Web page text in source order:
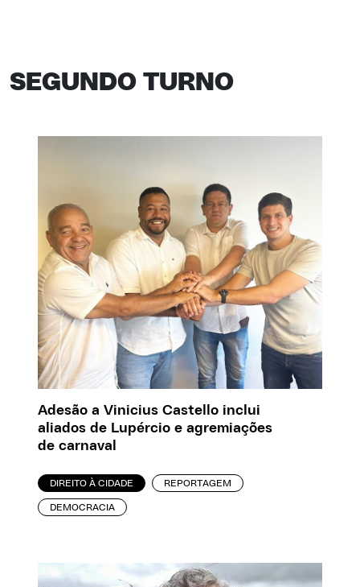
SEGUNDO TURNO
Adesão a Vinicius Castello inclui
aliados de Lupércio e agremiações
de carnaval
DIREITO À CIDADE REPORTAGEM
DEMOCRACIA